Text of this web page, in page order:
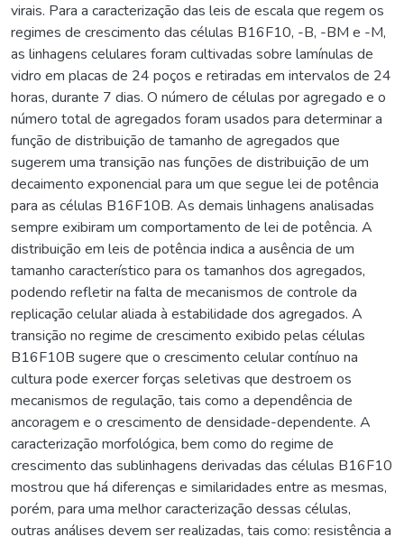
virais. Para a caracterização das leis de escala que regem os
regimes de crescimento das células B16F10, -B, -BM e -M,
as linhagens celulares foram cultivadas sobre lamínulas de
vidro em placas de 24 poços e retiradas em intervalos de 24
horas, durante 7 dias. O número de células por agregado e o
número total de agregados foram usados para determinar a
função de distribuição de tamanho de agregados que
sugerem uma transição nas funções de distribuição de um
decaimento exponencial para um que segue lei de potência
para as células B16F10B. As demais linhagens analisadas
sempre exibiram um comportamento de lei de potência. A
distribuição em leis de potência indica a ausência de um
tamanho característico para os tamanhos dos agregados,
podendo refletir na falta de mecanismos de controle da
replicação celular aliada à estabilidade dos agregados. A
transição no regime de crescimento exibido pelas células
B16F10B sugere que o crescimento celular contínuo na
cultura pode exercer forças seletivas que destroem os
mecanismos de regulação, tais como a dependência de
ancoragem e o crescimento de densidade-dependente. A
caracterização morfológica, bem como do regime de
crescimento das sublinhagens derivadas das células B16F10
mostrou que há diferenças e similaridades entre as mesmas,
porém, para uma melhor caracterização dessas células,
outras análises devem ser realizadas, tais como: resistência a